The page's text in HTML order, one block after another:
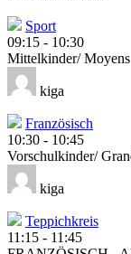
Sport
09:15 - 10:30
Mittelkinder/ Moyens
kiga
Französisch
10:30 - 10:45
Vorschulkinder/
kiga
Teppichkreis
11:15 - 11:45